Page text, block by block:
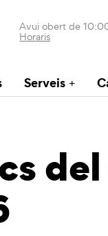
Avui obert de
Horaris
Serveis